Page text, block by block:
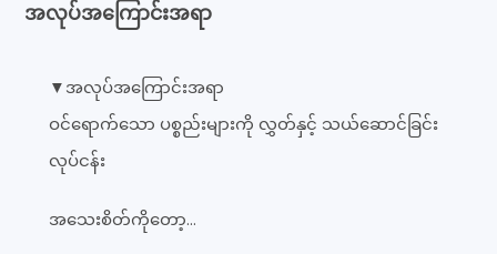
အလုပ်အကြောင်းအရာ
▼အလုပ်အကြောင်းအရာ
ဝင်ရောက်သော ပစ္စည်းများကို လွှတ်နှင့် သယ်ဆောင်ခြင်း
လုပ်ငန်း
အသေးစိတ်ကိုတော့...